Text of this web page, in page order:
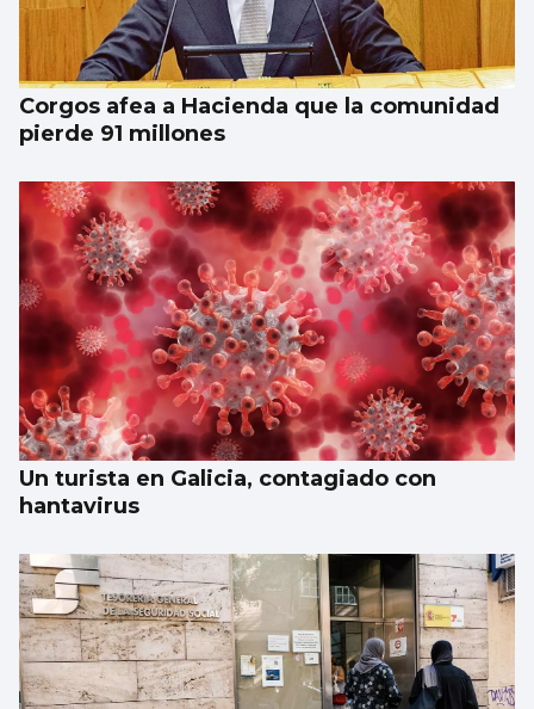
Corgos afea a Hacienda que la comunidad
pierde 91 millones
Un turista en Galicia, contagiado con
hantavirus